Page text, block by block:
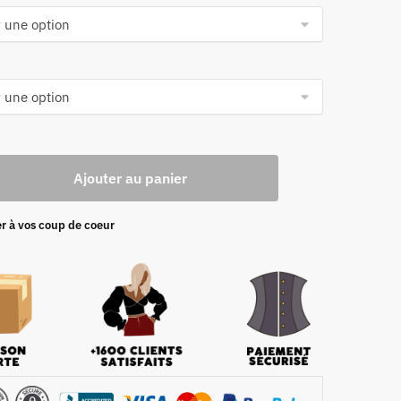
Ajouter au panier
à vos coup de coeur